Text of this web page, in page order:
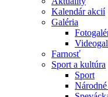
Kalendár akcií
Galéria
Farnosť
Sport a kultúra
Sport